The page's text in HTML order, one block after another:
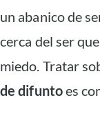
un abanico de
cerca del ser
miedo. Tratar
de difuntoes